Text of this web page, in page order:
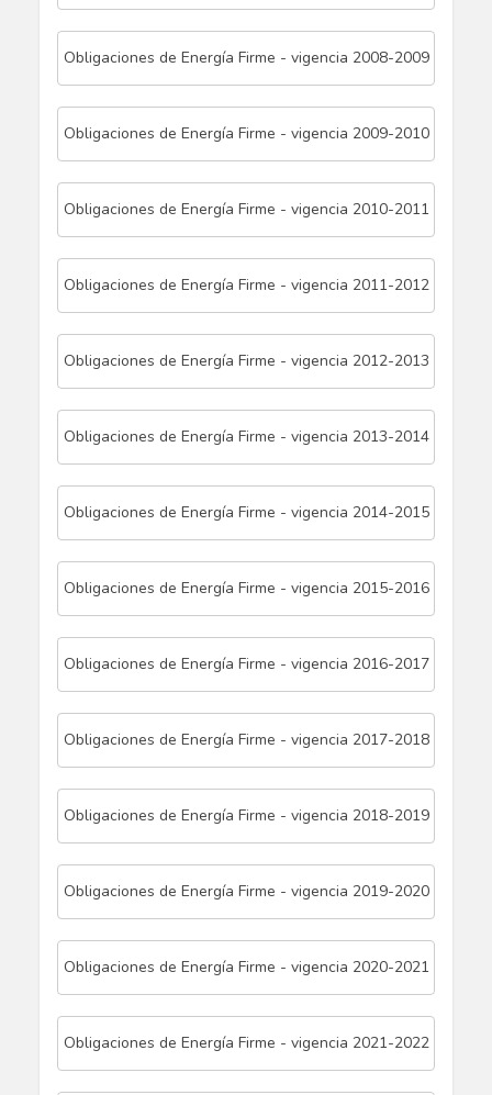
Obligaciones de Energía Firme - vigencia 2008-2009
Obligaciones de Energía Firme - vigencia 2009-2010
Obligaciones de Energía Firme - vigencia 2010-2011
Obligaciones de Energía Firme - vigencia 2011-2012
Obligaciones de Energía Firme - vigencia 2012-2013
Obligaciones de Energía Firme - vigencia 2013-2014
Obligaciones de Energía Firme - vigencia 2014-2015
Obligaciones de Energía Firme - vigencia 2015-2016
Obligaciones de Energía Firme - vigencia 2016-2017
Obligaciones de Energía Firme - vigencia 2017-2018
Obligaciones de Energía Firme - vigencia 2018-2019
Obligaciones de Energía Firme - vigencia 2019-2020
Obligaciones de Energía Firme - vigencia 2020-2021
Obligaciones de Energía Firme - vigencia 2021-2022